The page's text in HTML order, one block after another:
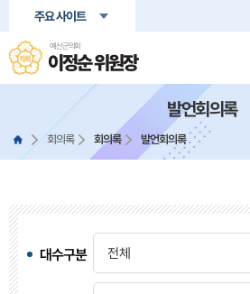
본문바로가기
주요 사이트
예산군의회
이정순 위원장
발언회의록
회의록 회의록 발언회의록
대수구분